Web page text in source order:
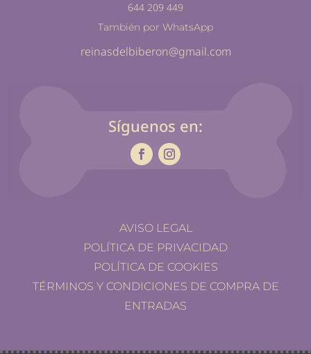
644 209 449
También por WhatsApp
reinasdelbiberon@gmail.com
Síguenos en:
AVISO LEGAL
POLÍTICA DE PRIVACIDAD
POLÍTICA DE COOKIES
TÉRMINOS Y CONDICIONES DE COMPRA DE
ENTRADAS